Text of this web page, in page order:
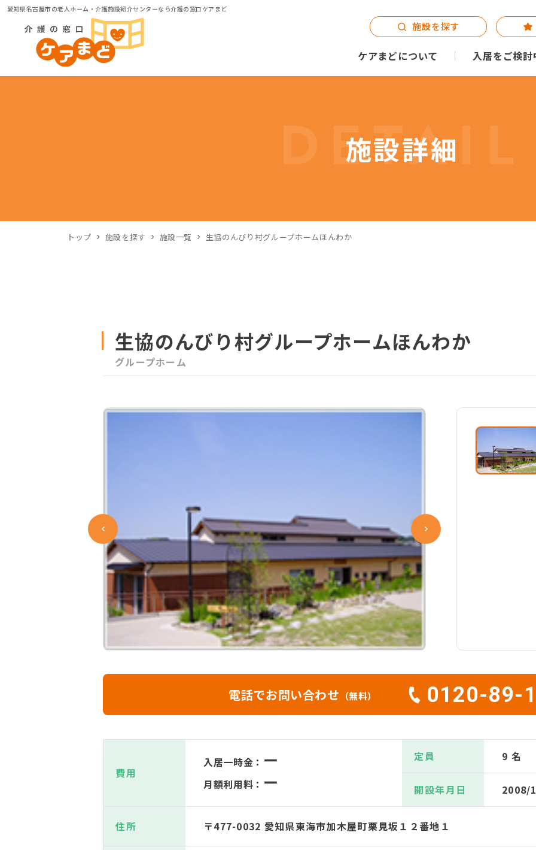
愛知県名古屋市の老人ホーム・介護施設紹介センターなら介護の窓口ケアまど
ケアまどについて 入居をご検討
施設を探す
DETAIL
施設詳細
トップ 施設を探す 施設一覧 生協のんびり村グループホームほんわか
生協のんびり村グループホームほんわか
グループホーム
電話でお問い合わせ （無料） 0120-89-
費用
入居一時金： ー
月額利用料： ー
定員 9 名
開設年月日 2008/
住所 〒477-0032 愛知県東海市加木屋町栗見坂１２番地１